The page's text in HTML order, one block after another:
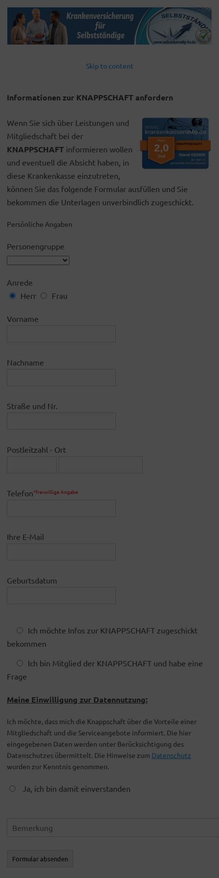
Skip to content
Informationen zur KNAPPSCHAFT anfordern
Wenn Sie sich über Leistungen und
Mitgliedschaft bei der
KNAPPSCHAFT informieren wollen
und eventuell die Absicht haben, in
diese Krankenkasse einzutreten,
können Sie das folgende Formular ausfüllen und Sie
bekommen die Unterlagen unverbindlich zugeschickt.
Persönliche Angaben
Personengruppe
Anrede
Herr
Frau
Vorname
Nachname
Straße und Nr.
Postleitzahl - Ort
Telefon*freiwillige Angabe
Ihre E-Mail
Geburtsdatum
Ich möchte Infos zur KNAPPSCHAFT zugeschickt
bekommen
Ich bin Mitglied der KNAPPSCHAFT und habe eine
Frage
Meine Einwilligung zur Datennutzung:
Ich möchte, dass mich die Knappschaft über die Vorteile einer
Mitgliedschaft und die Serviceangebote informiert. Die hier
eingegebenen Daten werden unter Berücksichtigung des
Datenschutzes übermittelt. Die Hinweise zum Datenschutz
wurden zur Kenntnis genommen.
Ja, ich bin damit einverstanden
Formular absenden